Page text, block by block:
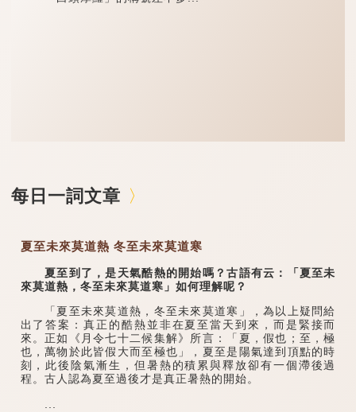
每日一詞文章
夏至未來莫道熱 冬至未來莫道寒
夏至到了，是天氣酷熱的開始嗎？古語有云：「夏至未
來莫道熱，冬至未來莫道寒」如何理解呢？
「夏至未來莫道熱，冬至未來莫道寒」，為以上疑問給
出了答案：真正的酷熱並非在夏至當天到來，而是緊接而
來。正如《月令七十二候集解》所言：「夏，假也；至，極
也，萬物於此皆假大而至極也」，夏至是陽氣達到頂點的時
刻，此後陰氣漸生，但暑熱的積累與釋放卻有一個滯後過
程。古人認為夏至過後才是真正暑熱的開始。